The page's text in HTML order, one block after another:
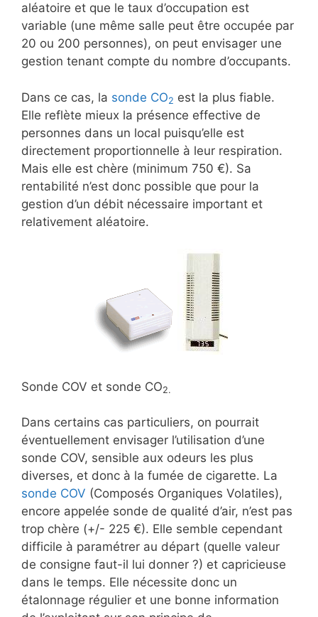
aléatoire et que le taux d’occupation est
variable (une même salle peut être occupée par
20 ou 200 personnes), on peut envisager une
gestion tenant compte du nombre d’occupants.
Dans ce cas, la sonde CO2 est la plus fiable.
Elle reflète mieux la présence effective de
personnes dans un local puisqu’elle est
directement proportionnelle à leur respiration.
Mais elle est chère (minimum 750 €). Sa
rentabilité n’est donc possible que pour la
gestion d’un débit nécessaire important et
relativement aléatoire.
Sonde COV et sonde CO2.
Dans certains cas particuliers, on pourrait
éventuellement envisager l’utilisation d’une
sonde COV, sensible aux odeurs les plus
diverses, et donc à la fumée de cigarette. La
sonde COV (Composés Organiques Volatiles),
encore appelée sonde de qualité d’air, n’est pas
trop chère (+/- 225 €). Elle semble cependant
difficile à paramétrer au départ (quelle valeur
de consigne faut-il lui donner ?) et capricieuse
dans le temps. Elle nécessite donc un
étalonnage régulier et une bonne information